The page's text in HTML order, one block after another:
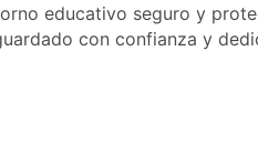
educativo seguro y
con confianza y